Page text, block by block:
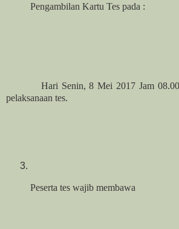
Pengambilan Kartu Tes pada :
Hari Senin, 8 Mei 2017 Jam 08.00-
pelaksanaan tes.
Peserta tes wajib membawa